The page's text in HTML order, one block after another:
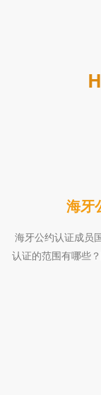
海牙
海牙公约认证成员
认证的范围有哪些